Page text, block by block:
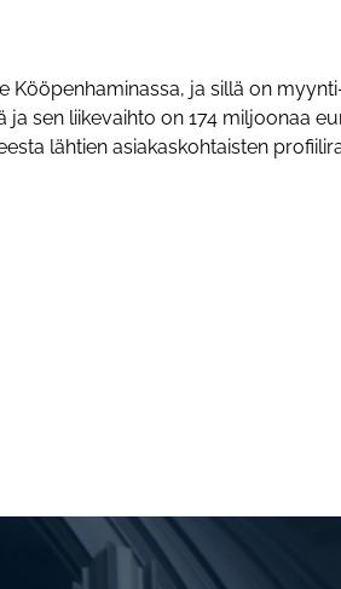
Kööpenhaminassa, ja sillä on
sen liikevaihto on 174 miljoonaa
lähtien asiakaskohtaisten